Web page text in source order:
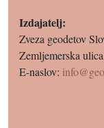
Izdajatelj:
Zveza geodetov
Zemljemerska
E-naslov: